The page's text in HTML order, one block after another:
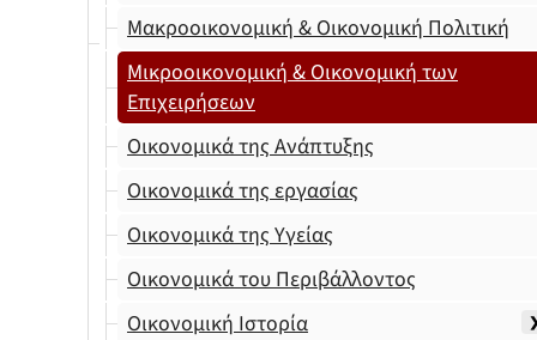
Μακροοικονομική & Οικονομική Πολιτική
Μικροοικονομική & Οικονομική των
Επιχειρήσεων
Οικονομικά της Ανάπτυξης
Οικονομικά της εργασίας
Οικονομικά της Υγείας
Οικονομικά του Περιβάλλοντος
Οικονομική Ιστορία